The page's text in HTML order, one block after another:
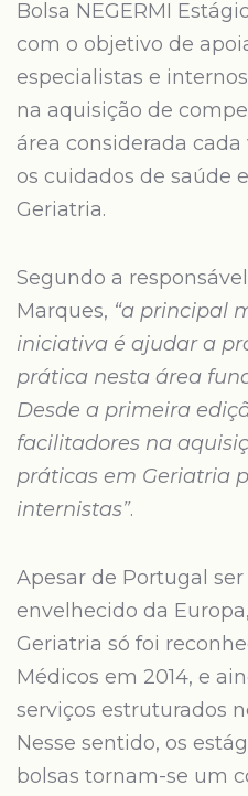
Bolsa NEGERMI
com o objetivo de
especialistas e
na aquisição de
área considerada
os cuidados de saúde
Geriatria.
Segundo a
Marques, “a principal
iniciativa é ajudar a
prática nesta área
Desde a primeira
facilitadores na
práticas em Geriatria
internistas”.
Apesar de Portugal
envelhecido da
Geriatria só foi
Médicos em 2014, e
serviços estruturados
Nesse sentido, os
bolsas tornam-se um